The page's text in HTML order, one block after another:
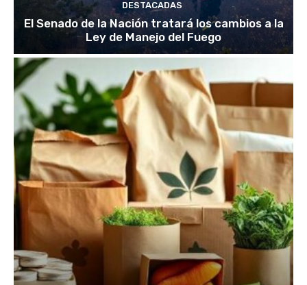
DESTACADAS
El Senado de la Nación tratará los cambios a la
Ley de Manejo del Fuego